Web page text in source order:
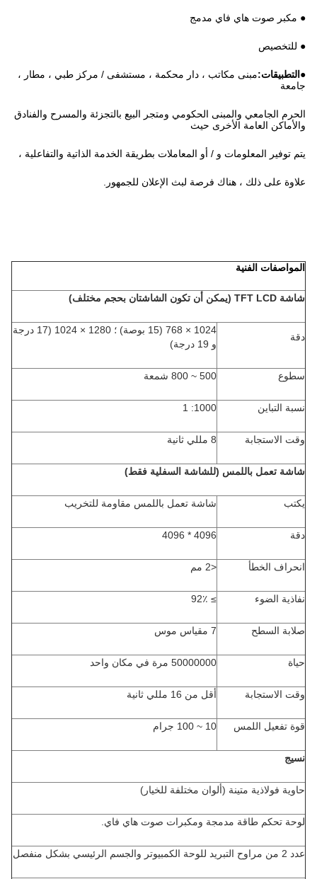
● مكبر صوت هاي فاي مدمج
● للتخصيص
● التطبيقات:مبنى مكاتب ، دار محكمة ، مستشفى / مركز طبي ، مطار ،
جامعة
الحرم الجامعي والمبنى الحكومي ومتجر البيع بالتجزئة والمسرح والفنادق
والأماكن العامة الأخرى حيث
يتم توفير المعلومات و / أو المعاملات بطريقة الخدمة الذاتية والتفاعلية ،
علاوة على ذلك ، هناك فرصة لبث الإعلان للجمهور.
المواصفات الفنية
شاشة TFT LCD (يمكن أن تكون الشاشتان بحجم مختلف)
دقة
1024 × 768 (15 بوصة) ؛ 1280 × 1024 (17 درجة
و 19 درجة)
سطوع 500 ~ 800 شمعة
نسبة التباين 1000: 1
وقت الاستجابة 8 مللي ثانية
شاشة تعمل باللمس (للشاشة السفلية فقط)
يكتب شاشة تعمل باللمس مقاومة للتخريب
دقة 4096 * 4096
انحراف الخطأ <2 مم
نفاذية الضوء ≥ 92٪
صلابة السطح 7 مقياس موس
حياة 50000000 مرة في مكان واحد
وقت الاستجابة أقل من 16 مللي ثانية
قوة تفعيل اللمس 10 ~ 100 جرام
نسيج
حاوية فولاذية متينة (ألوان مختلفة للخيار)
لوحة تحكم طاقة مدمجة ومكبرات صوت هاي فاي.
عدد 2 من مراوح التبريد للوحة الكمبيوتر والجسم الرئيسي بشكل منفصل